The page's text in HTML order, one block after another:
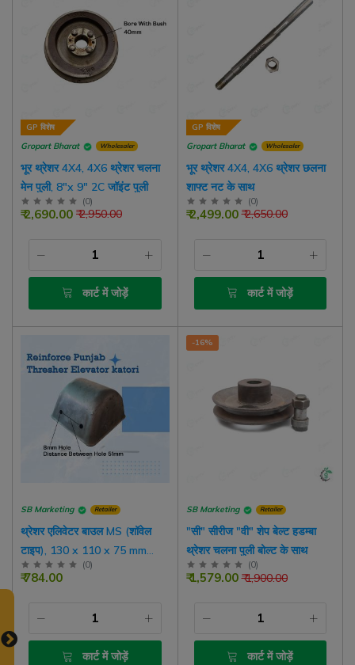
GP विशेष
Gropart Bharat
Wholesaler
भूर थ्रेशर 4X4, 4X6 थ्रेशर चलना
मेन पुली, 8"x 9" 2C जॉइंट पुली
(0)
₹ 2,950.00
₹ 2,690.00
कार्ट में जोड़ें
GP विशेष
Gropart Bharat
Wholesaler
भूर थ्रेशर 4X4, 4X6 थ्रेशर छलना
शाफ्ट नट के साथ
(0)
₹ 2,650.00
₹ 2,499.00
कार्ट में जोड़ें
SB Marketing Retailer
थ्रेशर एलिवेटर बाउल MS (शॉवेल
टाइप), 130 x 110 x 75 mm
साइज़ (रीइनफ़ोर्स बास्केट मॉडल
(0)
₹ 784.00
कार्ट में जोड़ें
-16%
SB Marketing Retailer
"सी" सीरीज "वी" शेप बेल्ट हडम्बा
थ्रेशर चलना पुली बोल्ट के साथ
(0)
₹ 1,900.00
₹ 1,579.00
कार्ट में जोड़ें